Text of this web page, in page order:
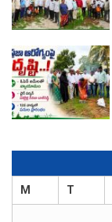
M T